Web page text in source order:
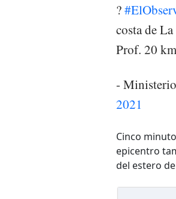
?
costa de
Prof. 20
-
2021
Cinco
epicentro
del estero de